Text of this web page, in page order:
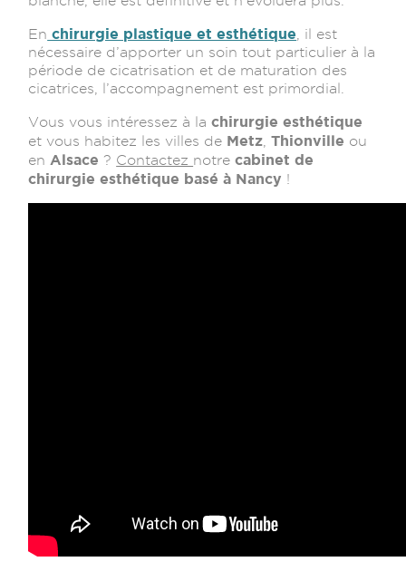
En chirurgie plastique et esthétique , il est
nécessaire d’apporter un soin tout particulier à la
période de cicatrisation et de maturation des
cicatrices, l’accompagnement est primordial.
Vous vous intéressez à lachirurgie esthétique
et vous habitez les villes de Metz ,Thionville ou
en Alsace ? Contactez notrecabinet de
chirurgie esthétique basé à Nancy !